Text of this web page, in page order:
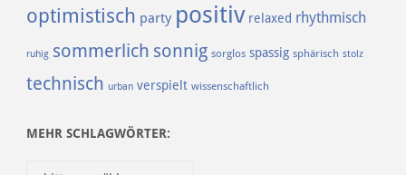
optimistisch party positiv relaxed rhythmisch
ruhig sommerlich sonnig sorglos spassig sphärisch stolz
technisch urban verspielt wissenschaftlich
MEHR SCHLAGWÖRTER: